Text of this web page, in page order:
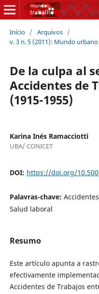
Início / Arquivos /
v. 3 n. 5 (2011): Mundo
De la culpa al
Accidentes de
(1915-1955)
Karina Inés Ramacciotti
UBA/ CONICET
DOI: https://doi.org/
Palavras-chave:
Salud laboral
Resumo
Este artículo apunta a
efectivamente
Accidentes de Trabajos